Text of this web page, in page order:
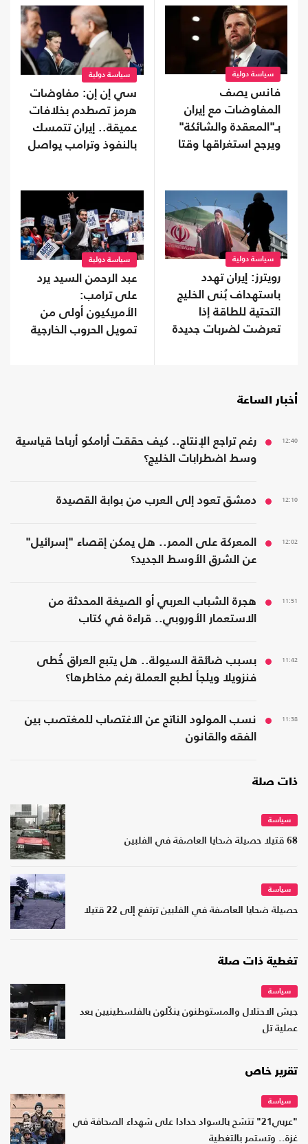
سياسة دولية
فانس يصف
المفاوضات مع إيران
بـ"المعقدة والشائكة"
ويرجح استغراقها وقتا
سياسة دولية
سي إن إن: مفاوضات
هرمز تصطدم بخلافات
عميقة.. إيران تتمسك
بالنفوذ وترامب يواصل
سياسة دولية
رويترز: إيران تهدد
باستهداف بُنى الخليج
التحتية للطاقة إذا
تعرضت لضربات جديدة
سياسة دولية
عبد الرحمن السيد يرد
على ترامب:
الأمريكيون أولى من
تمويل الحروب الخارجية
أخبار الساعة
12:40
رغم تراجع الإنتاج.. كيف حققت أرامكو أرباحا قياسية
وسط اضطرابات الخليج؟
12:10 دمشق تعود إلى العرب من بوابة القصيدة
12:02
المعركة على الممر.. هل يمكن إقصاء "إسرائيل"
عن الشرق الأوسط الجديد؟
11:51
هجرة الشباب العربي أو الصيغة المحدثة من
الاستعمار الأوروبي.. قراءة في كتاب
11:42
بسبب ضائقة السيولة.. هل يتبع العراق خُطى
فنزويلا ويلجأ لطبع العملة رغم مخاطرها؟
11:38
نسب المولود الناتج عن الاغتصاب للمغتصب بين
الفقه والقانون
ذات صلة
سياسة
68 قتيلا حصيلة ضحايا العاصفة في الفلبين
سياسة
حصيلة ضحايا العاصفة في الفلبين ترتفع إلى 22 قتيلا
تغطية ذات صلة
سياسة
جيش الاحتلال والمستوطنون ينكّلون بالفلسطينيين بعد
عملية تل
تقرير خاص
سياسة
"عربي21" تتشح بالسواد حدادا على شهداء الصحافة في
غزة.. وتستمر بالتغطية